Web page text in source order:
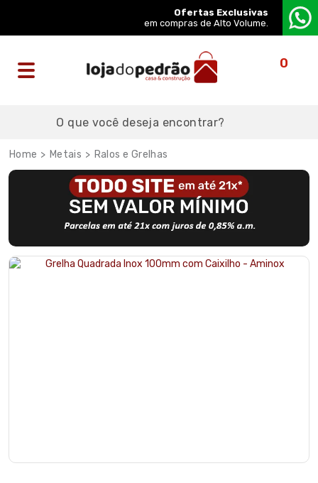
Ofertas Exclusivas
em compras de Alto Volume.
0
Metais Ralos e Grelhas